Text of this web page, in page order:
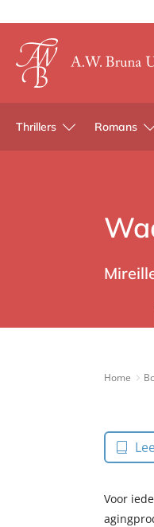
Thrillers Romans
Home
Voor